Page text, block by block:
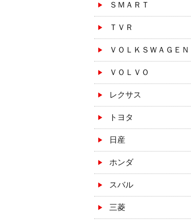
ＳＭＡＲＴ
ＴＶＲ
ＶＯＬＫＳＷＡＧＥＮ
ＶＯＬＶＯ
レクサス
トヨタ
日産
ホンダ
スバル
三菱